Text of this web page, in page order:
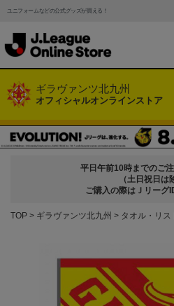
ユニフォームなどの公式グッズが買える！
ギラヴァンツ北九州
オフィシャルオンラインストア
平日午前10時までのご注
（土日祝日は
ご購入の際はＪリーグ
TOP ギラヴァンツ北九州 タオル・リス